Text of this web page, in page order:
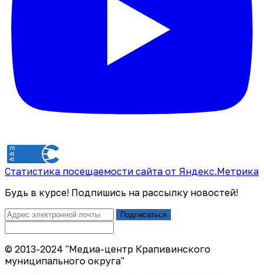
Статистика посещаемости сайта от Яндекс.Метрика
Будь в курсе! Подпишись на рассылку новостей!
Подписаться
© 2013-2024 "Медиа-центр Крапивинского
муниципального округа"